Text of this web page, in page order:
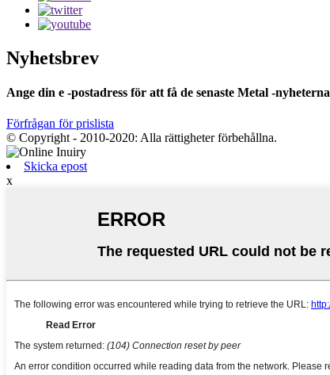
Nyhetsbrev
Ange din e -postadress för att få de senaste Metal -
Förfrågan för prislista
© Copyright - 2010-2020: Alla rättigheter förbehållna.
Skicka epost
x